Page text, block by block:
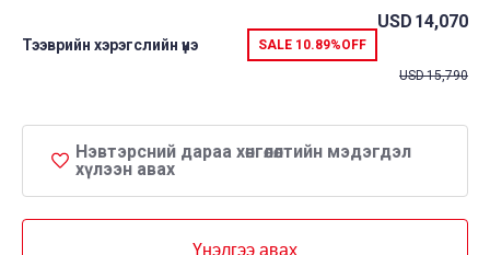
Тээврийн хэрэгслийн үнэ SALE 10.89%OFF
USD 14,070
USD15,790
Нэвтэрсний дараа хөнгөлөлтийн мэдэгдэл
хүлээн авах
Үнэлгээ авах